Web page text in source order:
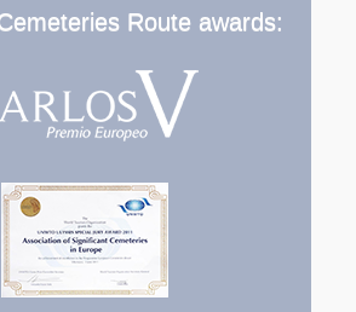
Route awards: